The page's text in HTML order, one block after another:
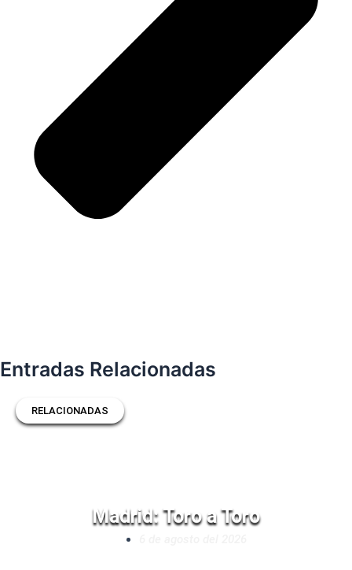
Entradas Relacionadas
RELACIONADAS
Madrid: Toro a Toro